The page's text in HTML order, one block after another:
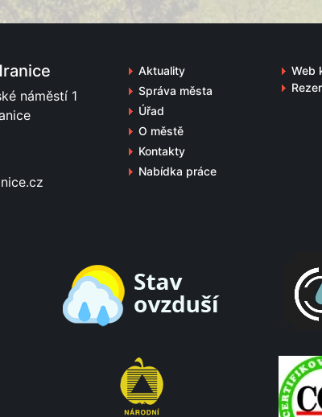
náměstí 1
Aktuality
Správa města
Úřad
O městě
Kontakty
Nabídka práce
Web